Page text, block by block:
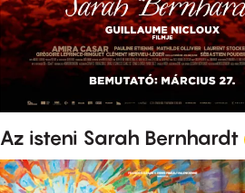
Az isteni Sarah Bernhardt